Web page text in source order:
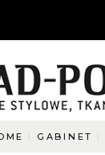
GABINET